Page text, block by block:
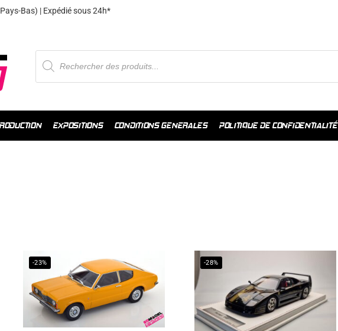
Bas) | Expédié sous 24h*
EXPOSITIONS CONDITIONS GENERALES POLITIQUE DE CONFIDENTIALITÉ
-23% -28%